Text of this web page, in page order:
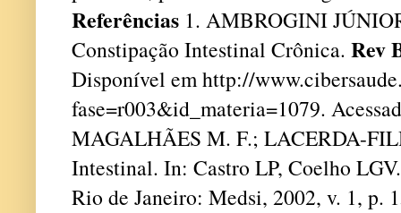
Referências 1. AMBROGINI
Constipação Intestinal Crônica. Rev
Disponível em http://
fase=r003&id_materia=1079.
MAGALHÃES M. F.; LACERDA-
Intestinal. In: Castro LP, Coelho
Rio de Janeiro: Medsi, 2002, v. 1, p.